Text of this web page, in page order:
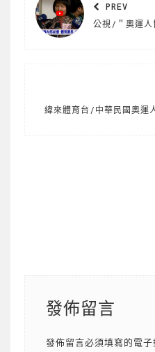
PREV
發佈留言
發佈留言必須填寫的電子